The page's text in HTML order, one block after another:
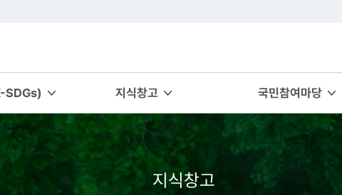
SDGs) 지식창고 국민참여마당
지식창고